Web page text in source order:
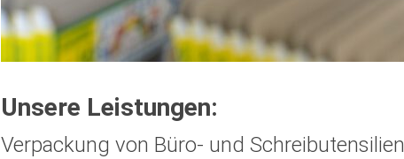
Unsere Leistungen:
Verpackung von Büro- und Schreibutensilien